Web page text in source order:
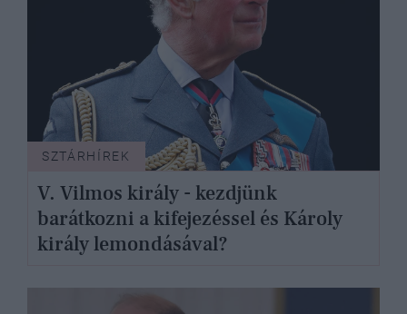
SZTÁRHÍREK
V. Vilmos király - kezdjünk
barátkozni a kifejezéssel és Károly
király lemondásával?